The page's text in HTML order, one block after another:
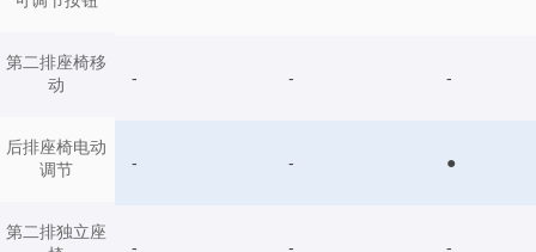
第二排座椅移
动
后排座椅电动
调节
第二排独立座
- - -
- - ●
- - -